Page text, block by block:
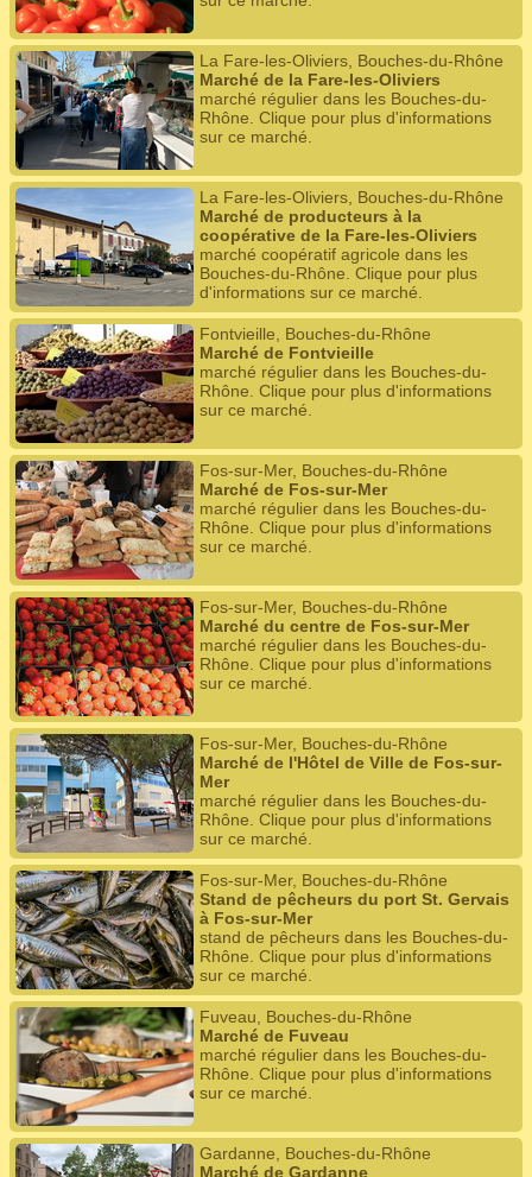
La Fare-les-Oliviers, Bouches-du-Rhône
Marché de la Fare-les-Oliviers
marché régulier dans les Bouches-du-
Rhône. Clique pour plus d'informations
sur ce marché.
La Fare-les-Oliviers, Bouches-du-Rhône
Marché de producteurs à la
coopérative de la Fare-les-Oliviers
marché coopératif agricole dans les
Bouches-du-Rhône. Clique pour plus
d'informations sur ce marché.
Fontvieille, Bouches-du-Rhône
Marché de Fontvieille
marché régulier dans les Bouches-du-
Rhône. Clique pour plus d'informations
sur ce marché.
Fos-sur-Mer, Bouches-du-Rhône
Marché de Fos-sur-Mer
marché régulier dans les Bouches-du-
Rhône. Clique pour plus d'informations
sur ce marché.
Fos-sur-Mer, Bouches-du-Rhône
Marché du centre de Fos-sur-Mer
marché régulier dans les Bouches-du-
Rhône. Clique pour plus d'informations
sur ce marché.
Fos-sur-Mer, Bouches-du-Rhône
Marché de l'Hôtel de Ville de Fos-sur-
Mer
marché régulier dans les Bouches-du-
Rhône. Clique pour plus d'informations
sur ce marché.
Fos-sur-Mer, Bouches-du-Rhône
Stand de pêcheurs du port St. Gervais
à Fos-sur-Mer
stand de pêcheurs dans les Bouches-du-
Rhône. Clique pour plus d'informations
sur ce marché.
Fuveau, Bouches-du-Rhône
Marché de Fuveau
marché régulier dans les Bouches-du-
Rhône. Clique pour plus d'informations
sur ce marché.
Gardanne, Bouches-du-Rhône
Marché de Gardanne